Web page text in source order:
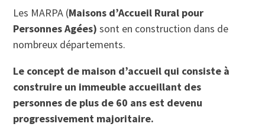
Les MARPA (Maisons d’Accueil Rural pour
Personnes Agées) sont en construction dans de
nombreux départements.
Le concept de maison d’accueil qui consiste à
construire un immeuble accueillant des
personnes de plus de 60 ans est devenu
progressivement majoritaire.